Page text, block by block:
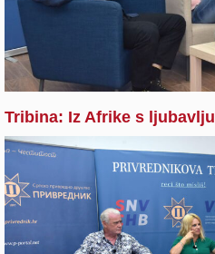
Tribina: Iz Afrike s ljubavlju